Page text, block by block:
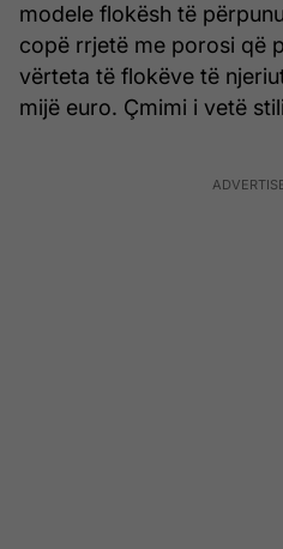
modele flokësh të
copë rrjetë me porosi që
vërteta të flokëve të
mijë euro. Çmimi i vetë